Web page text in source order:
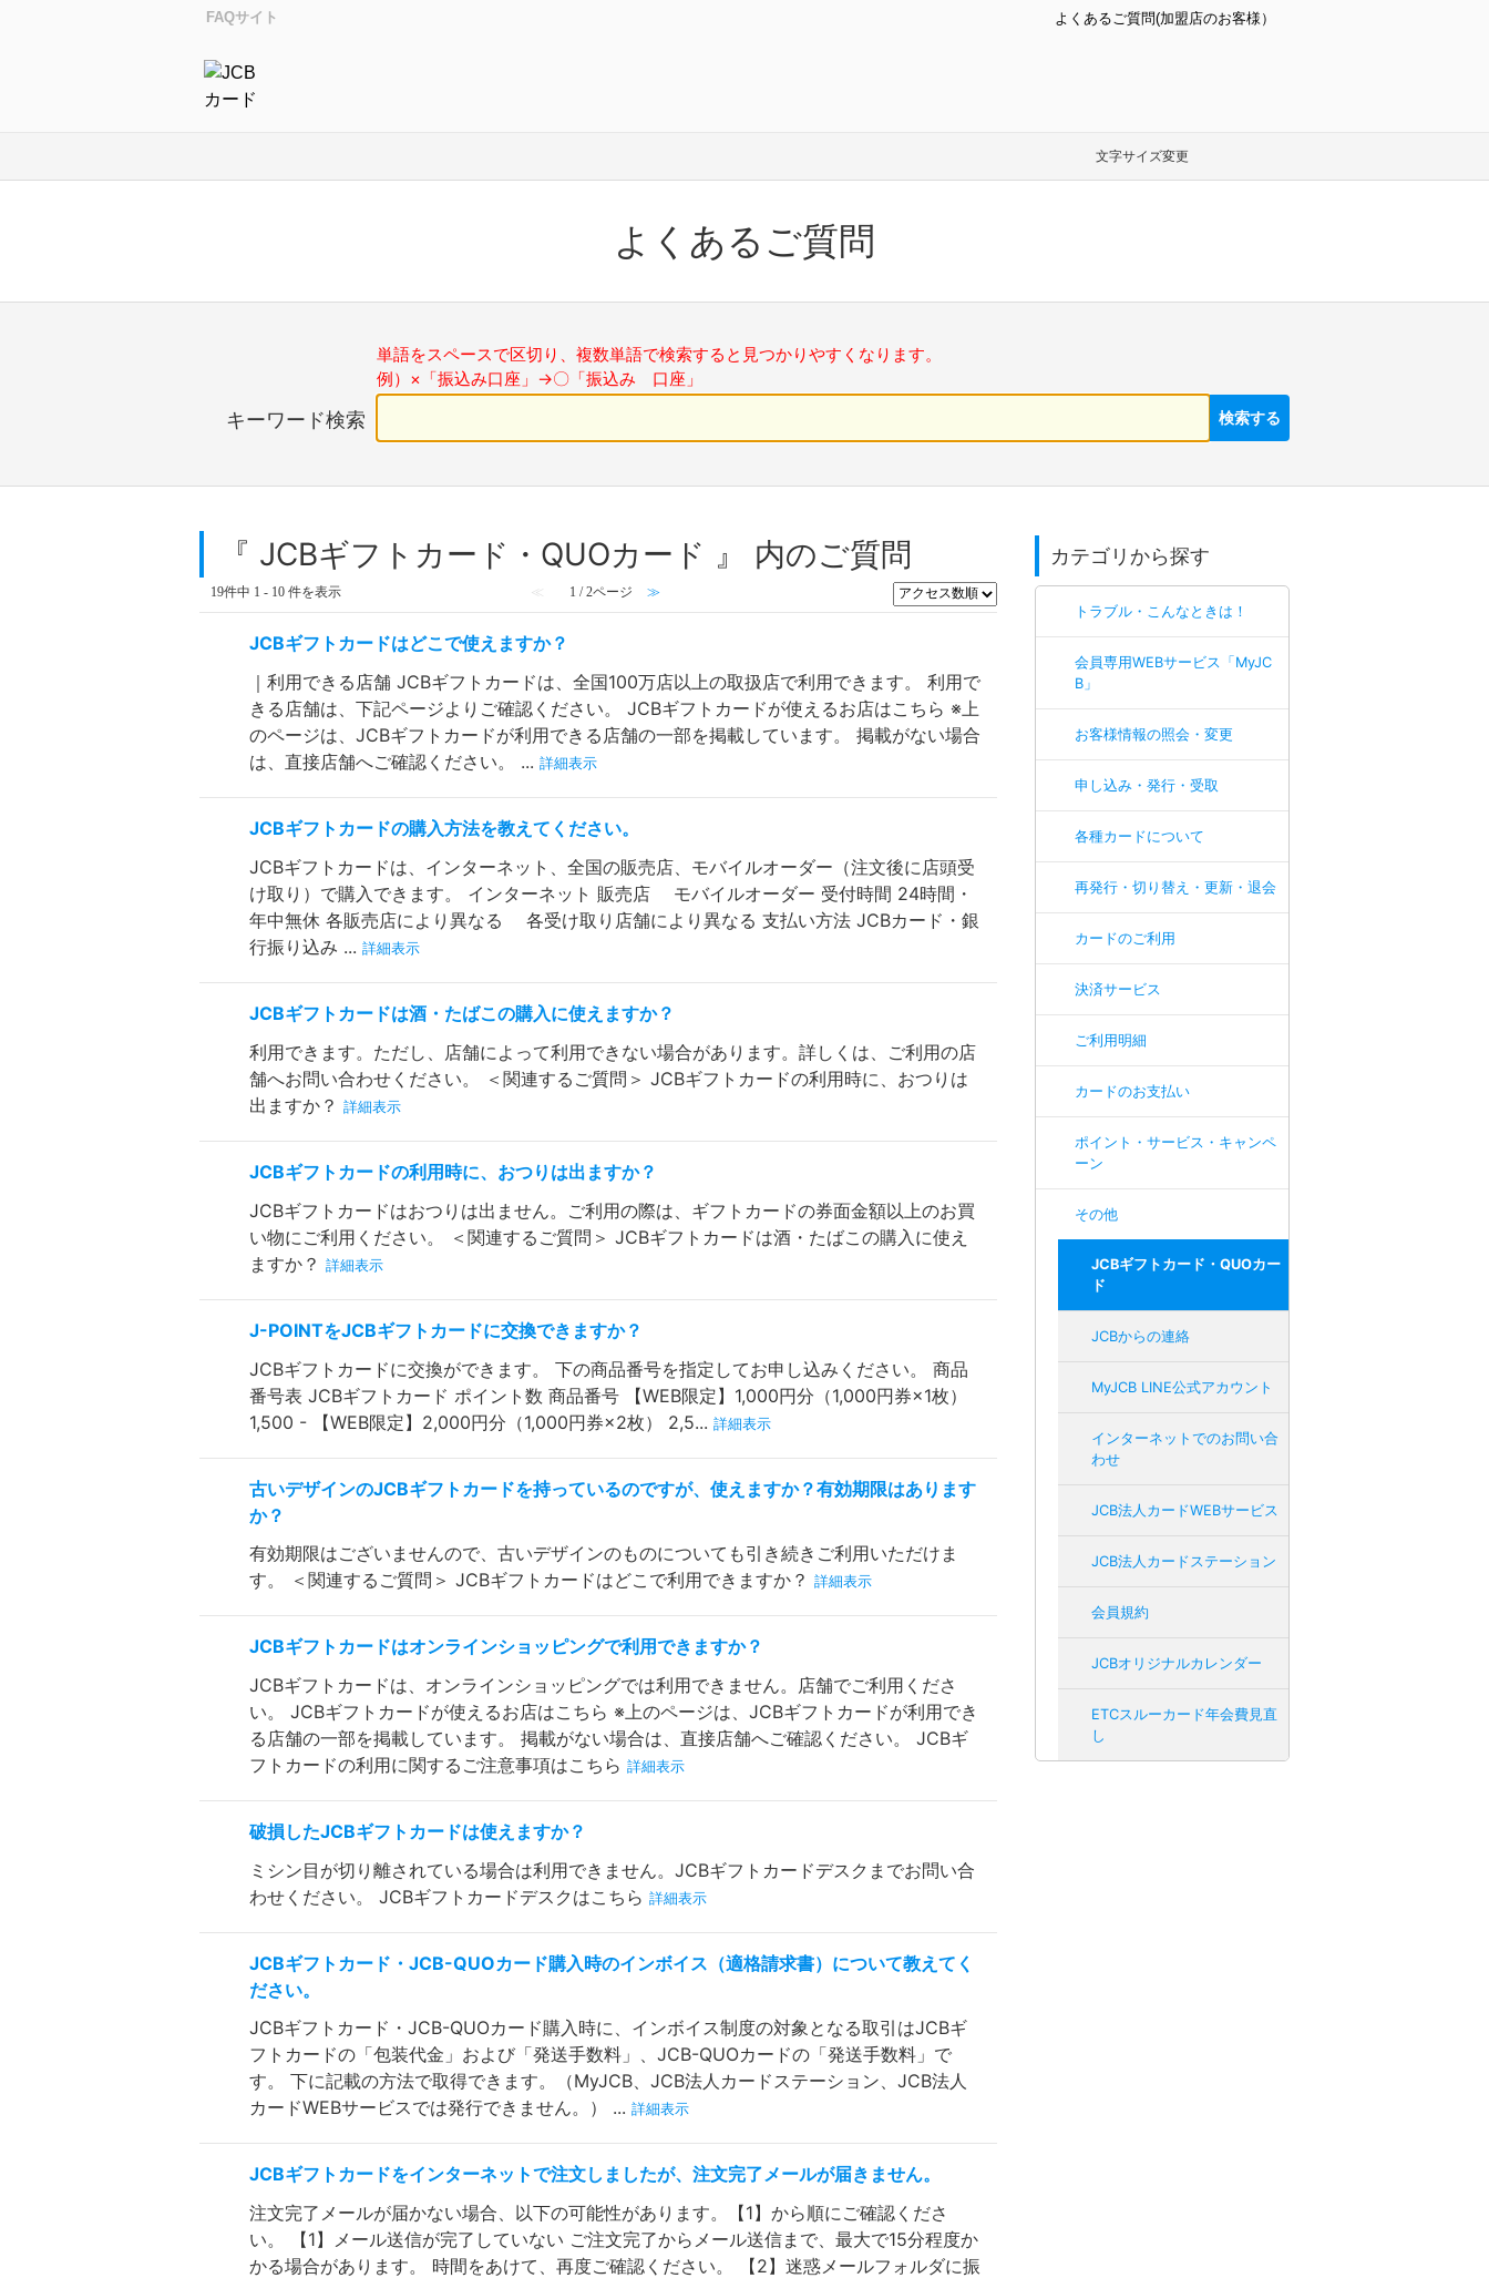
FAQサイト よくあるご質問(加盟店のお客様）
文字サイズ変更
カテゴリから探す
トラブル・こんなときは！
会員専用WEBサービス「MyJC
B」
お客様情報の照会・変更
申し込み・発行・受取
各種カードについて
再発行・切り替え・更新・退会
カードのご利用
決済サービス
ご利用明細
カードのお支払い
ポイント・サービス・キャンペ
ーン
その他
JCBギフトカード・QUOカー
ド
JCBからの連絡
MyJCB LINE公式アカウント
インターネットでのお問い合
わせ
JCB法人カードWEBサービス
JCB法人カードステーション
会員規約
JCBオリジナルカレンダー
ETCスルーカード年会費見直
し
よくあるご質問
キーワード検索
単語をスペースで区切り、複数単語で検索すると見つかりやすくなります。
例）×「振込み口座」→〇「振込み 口座」
『 JCBギフトカード・QUOカード 』 内のご質問
19件中 1 - 10 件を表示 ≪ 1 / 2ページ ≫
JCBギフトカードはどこで使えますか？
｜利用できる店舗 JCBギフトカードは、全国100万店以上の取扱店で利用できます。 利用で
きる店舗は、下記ページよりご確認ください。 JCBギフトカードが使えるお店はこちら ※上
のページは、JCBギフトカードが利用できる店舗の一部を掲載しています。 掲載がない場合
は、直接店舗へご確認ください。 ... 詳細表示
JCBギフトカードの購入方法を教えてください。
JCBギフトカードは、インターネット、全国の販売店、モバイルオーダー（注文後に店頭受
け取り）で購入できます。 インターネット 販売店 モバイルオーダー 受付時間 24時間・
年中無休 各販売店により異なる 各受け取り店舗により異なる 支払い方法 JCBカード・銀
行振り込み ... 詳細表示
JCBギフトカードは酒・たばこの購入に使えますか？
利用できます。ただし、店舗によって利用できない場合があります。詳しくは、ご利用の店
舗へお問い合わせください。 ＜関連するご質問＞ JCBギフトカードの利用時に、おつりは
出ますか？ 詳細表示
JCBギフトカードの利用時に、おつりは出ますか？
JCBギフトカードはおつりは出ません。ご利用の際は、ギフトカードの券面金額以上のお買
い物にご利用ください。 ＜関連するご質問＞ JCBギフトカードは酒・たばこの購入に使え
ますか？ 詳細表示
J-POINTをJCBギフトカードに交換できますか？
JCBギフトカードに交換ができます。 下の商品番号を指定してお申し込みください。 商品
番号表 JCBギフトカード ポイント数 商品番号 【WEB限定】1,000円分（1,000円券×1枚）
1,500 - 【WEB限定】2,000円分（1,000円券×2枚） 2,5... 詳細表示
古いデザインのJCBギフトカードを持っているのですが、使えますか？有効期限はあります
か？
有効期限はございませんので、古いデザインのものについても引き続きご利用いただけま
す。 ＜関連するご質問＞ JCBギフトカードはどこで利用できますか？ 詳細表示
JCBギフトカードはオンラインショッピングで利用できますか？
JCBギフトカードは、オンラインショッピングでは利用できません。店舗でご利用くださ
い。 JCBギフトカードが使えるお店はこちら ※上のページは、JCBギフトカードが利用でき
る店舗の一部を掲載しています。 掲載がない場合は、直接店舗へご確認ください。 JCBギ
フトカードの利用に関するご注意事項はこちら 詳細表示
破損したJCBギフトカードは使えますか？
ミシン目が切り離されている場合は利用できません。JCBギフトカードデスクまでお問い合
わせください。 JCBギフトカードデスクはこちら 詳細表示
JCBギフトカード・JCB-QUOカード購入時のインボイス（適格請求書）について教えてく
ださい。
JCBギフトカード・JCB-QUOカード購入時に、インボイス制度の対象となる取引はJCBギ
フトカードの「包装代金」および「発送手数料」、JCB-QUOカードの「発送手数料」で
す。 下に記載の方法で取得できます。（MyJCB、JCB法人カードステーション、JCB法人
カードWEBサービスでは発行できません。） ... 詳細表示
JCBギフトカードをインターネットで注文しましたが、注文完了メールが届きません。
注文完了メールが届かない場合、以下の可能性があります。【1】から順にご確認くださ
い。 【1】メール送信が完了していない ご注文完了からメール送信まで、最大で15分程度か
かる場合があります。 時間をあけて、再度ご確認ください。 【2】迷惑メールフォルダに振